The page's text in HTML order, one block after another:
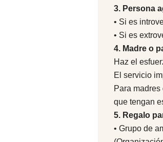
3. Persona
• Si es
• Si es
4. Madre o
Haz el
El servicio
Para
que tengan
5. Regalo
• Grupo de